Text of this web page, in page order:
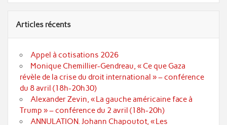
Articles récents
Appel à cotisations 2026
Monique Chemillier-Gendreau, « Ce que Gaza
révèle de la crise du droit international » – conférence
du 8 avril (18h-20h30)
Alexander Zevin, « La gauche américaine face à
Trump » – conférence du 2 avril (18h-20h)
ANNULATION. Johann Chapoutot, « Les